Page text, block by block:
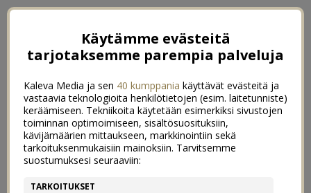
Käytämme evästeitä
tarjotaksemme parempia palveluja
Kaleva Media ja sen 40 kumppania käyttävät evästeitä ja
vastaavia teknologioita henkilötietojen (esim. laitetunniste)
keräämiseen. Tekniikoita käytetään esimerkiksi sivustojen
toiminnan optimoimiseen, sisältösuosituksiin,
kävijämäärien mittaukseen, markkinointiin sekä
tarkoituksenmukaisiin mainoksiin. Tarvitsemme
suostumuksesi seuraaviin:
TARKOITUKSET